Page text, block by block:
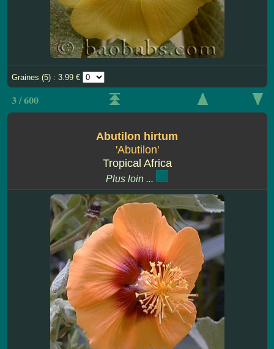
Graines (5) : 3.99 €
3 / 600
Abutilon hirtum
'Abutilon'
Tropical Africa
Plus loin ...